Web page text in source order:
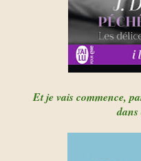
Et je vais commence,
dans